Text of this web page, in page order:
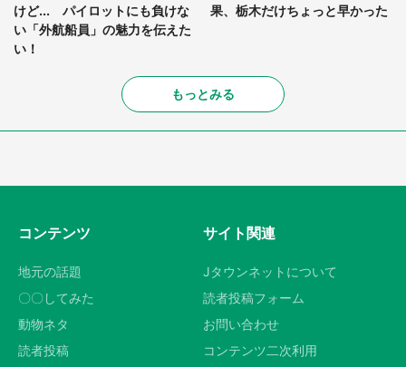
けど... パイロットにも負けな
い「外航船員」の魅力を伝えた
い！
果、栃木だけちょっと早かった
もっとみる
コンテンツ
地元の話題
〇〇してみた
動物ネタ
読者投稿
サイト関連
Jタウンネットについて
読者投稿フォーム
お問い合わせ
コンテンツ二次利用